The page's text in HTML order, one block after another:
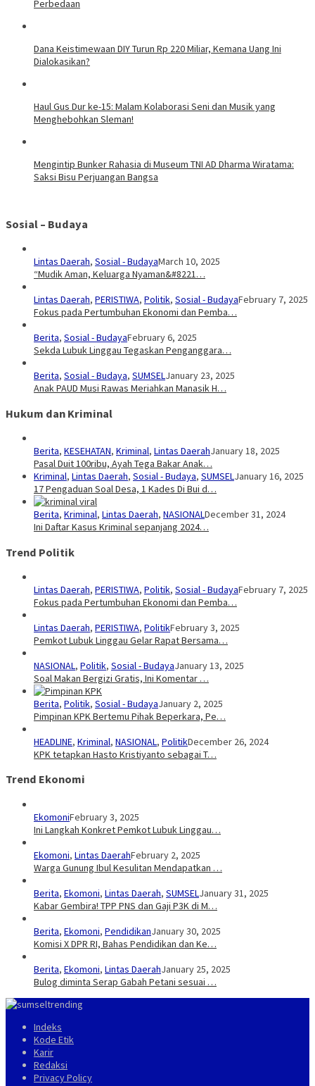
Perbedaan
Dana Keistimewaan DIY Turun Rp 220 Miliar, Kemana Uang Ini
Dialokasikan?
Haul Gus Dur ke-15: Malam Kolaborasi Seni dan Musik yang
Menghebohkan Sleman!
Mengintip Bunker Rahasia di Museum TNI AD Dharma Wiratama:
Saksi Bisu Perjuangan Bangsa
Sosial – Budaya
Lintas Daerah, Sosial - BudayaMarch 10, 2025
“Mudik Aman, Keluarga Nyaman&#8221…
Lintas Daerah, PERISTIWA, Politik, Sosial - BudayaFebruary 7, 2025
Fokus pada Pertumbuhan Ekonomi dan Pemba…
Berita, Sosial - BudayaFebruary 6, 2025
Sekda Lubuk Linggau Tegaskan Penganggara…
Berita, Sosial - Budaya, SUMSELJanuary 23, 2025
Anak PAUD Musi Rawas Meriahkan Manasik H…
Hukum dan Kriminal
Berita, KESEHATAN, Kriminal, Lintas DaerahJanuary 18, 2025
Pasal Duit 100ribu, Ayah Tega Bakar Anak…
Kriminal, Lintas Daerah, Sosial - Budaya, SUMSELJanuary 16, 2025
17 Pengaduan Soal Desa, 1 Kades Di Bui d…
Berita, Kriminal, Lintas Daerah, NASIONALDecember 31, 2024
Ini Daftar Kasus Kriminal sepanjang 2024…
Trend Politik
Lintas Daerah, PERISTIWA, Politik, Sosial - BudayaFebruary 7, 2025
Fokus pada Pertumbuhan Ekonomi dan Pemba…
Lintas Daerah, PERISTIWA, PolitikFebruary 3, 2025
Pemkot Lubuk Linggau Gelar Rapat Bersama…
NASIONAL, Politik, Sosial - BudayaJanuary 13, 2025
Soal Makan Bergizi Gratis, Ini Komentar …
Berita, Politik, Sosial - BudayaJanuary 2, 2025
Pimpinan KPK Bertemu Pihak Beperkara, Pe…
HEADLINE, Kriminal, NASIONAL, PolitikDecember 26, 2024
KPK tetapkan Hasto Kristiyanto sebagai T…
Trend Ekonomi
EkomoniFebruary 3, 2025
Ini Langkah Konkret Pemkot Lubuk Linggau…
Ekomoni, Lintas DaerahFebruary 2, 2025
Warga Gunung Ibul Kesulitan Mendapatkan …
Berita, Ekomoni, Lintas Daerah, SUMSELJanuary 31, 2025
Kabar Gembira! TPP PNS dan Gaji P3K di M…
Berita, Ekomoni, PendidikanJanuary 30, 2025
Komisi X DPR RI, Bahas Pendidikan dan Ke…
Berita, Ekomoni, Lintas DaerahJanuary 25, 2025
Bulog diminta Serap Gabah Petani sesuai …
Indeks
Kode Etik
Karir
Redaksi
Privacy Policy